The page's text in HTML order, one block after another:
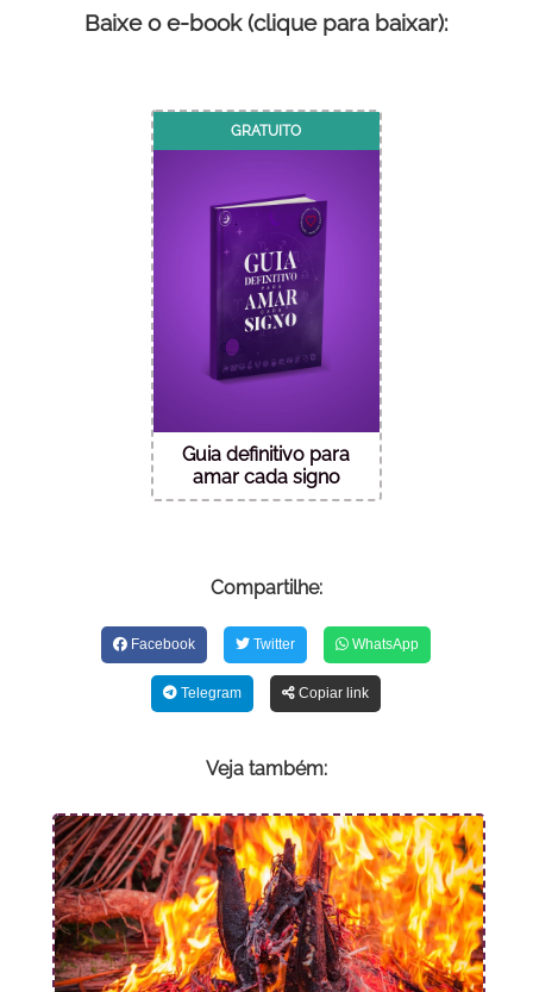
Baixe o e-book (clique para baixar):
GRATUITO
Guia definitivo para
amar cada signo
Compartilhe:
Facebook Twitter WhatsApp
Telegram Copiar link
Veja também: